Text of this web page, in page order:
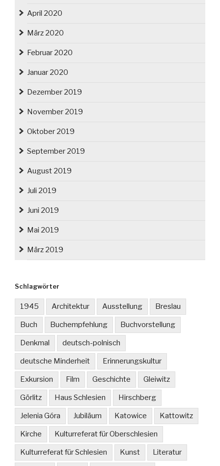
April 2020
März 2020
Februar 2020
Januar 2020
Dezember 2019
November 2019
Oktober 2019
September 2019
August 2019
Juli 2019
Juni 2019
Mai 2019
März 2019
Schlagwörter
1945 Architektur Ausstellung Breslau
Buch Buchempfehlung Buchvorstellung
Denkmal deutsch-polnisch
deutsche Minderheit Erinnerungskultur
Exkursion Film Geschichte Gleiwitz
Görlitz Haus Schlesien Hirschberg
Jelenia Góra Jubiläum Katowice Kattowitz
Kirche Kulturreferat für Oberschlesien
Kulturreferat für Schlesien Kunst Literatur